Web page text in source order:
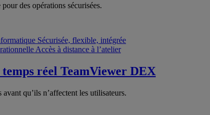
des opérations sécurisées.
Sécurisée, flexible, intégrée
Accès à distance à l’atelier
réel TeamViewer DEX
qu’ils n’affectent les utilisateurs.